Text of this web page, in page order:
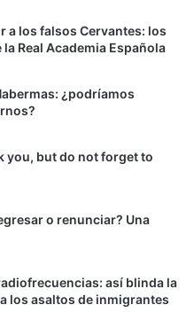
a los falsos Cervantes: los
Real Academia Española
¿podríamos
you, but do not forget to
o renunciar? Una
así blinda la
los asaltos de inmigrantes